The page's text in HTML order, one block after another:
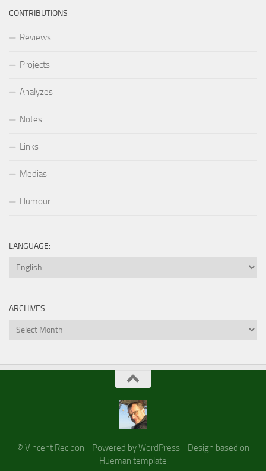
CONTRIBUTIONS
Reviews
Projects
Analyzes
Notes
Links
Medias
Humour
LANGUAGE:
ARCHIVES
Archives
© Vincent Recipon - Powered by WordPress - Design based on
Hueman template